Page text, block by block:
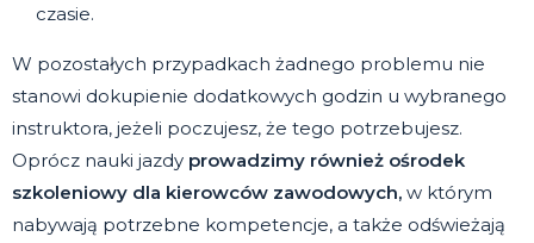
czasie.
W pozostałych przypadkach żadnego problemu nie
stanowi dokupienie dodatkowych godzin u wybranego
instruktora, jeżeli poczujesz, że tego potrzebujesz.
Oprócz nauki jazdy prowadzimy również ośrodek
szkoleniowy dla kierowców zawodowych, w którym
nabywają potrzebne kompetencje, a także odświeżają